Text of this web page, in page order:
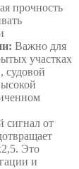
прочность
Важно для
участках
судовой
сигнал от
Это
и